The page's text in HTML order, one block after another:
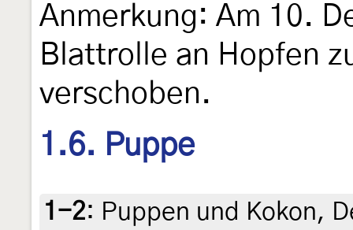
Anmerkung: Am 10.
Blattrolle an Hopfen
verschoben.
1.6. Puppe
1-2: Puppen und Kokon,